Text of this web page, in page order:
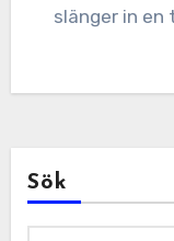
slänger in en
Sök